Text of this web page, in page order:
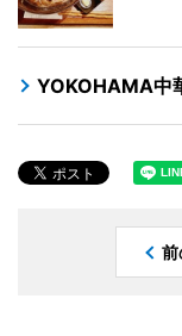
YOKOHAMA中
前